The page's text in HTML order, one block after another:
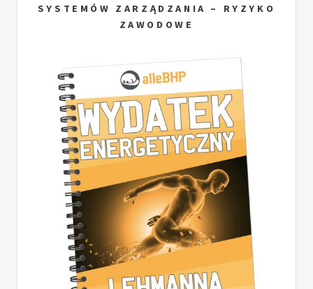
SYSTEMÓW ZARZĄDZANIA – RYZYKO
ZAWODOWE